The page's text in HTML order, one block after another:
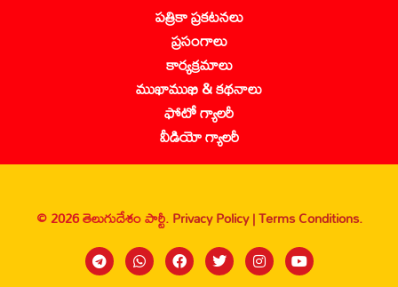
పత్రికా ప్రకటనలు
ప్రసంగాలు
కార్యక్రమాలు
ముఖాముఖి & కథనాలు
ఫోటో గ్యాలరీ
వీడియో గ్యాలరీ
© 2026 తెలుగుదేశం పార్టీ.Privacy Policy |Terms Conditions.